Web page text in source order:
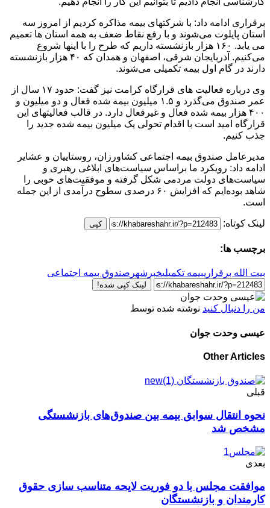
برقراری ادامه داد: با شرکتهای بیمه مذاکره کردیم از امروز سه
استان پایلوت می‌شوند و با رفع نقاط ضعف به همه استان ها تعمیم
می یابد. ۱۶۰ هزار بازنشسته داریم که طرح را با اینها شروع
می‌کنیم. آذربایجان شرقی، اصفهان و همدان که ۴۰ هزار بازنشسته
دارند در گام اول بیمه تکمیلی می‌شوند.
وی درباره فعالیت های قرارگاه کرامت نیز گفت: حدود ۱۷ سال از
عمر صندوق می‌گذرد و ۱.۵ میلیون بیمه شده فعال و دو میلیون و
۴۰۰ هزار بیمه شده فعال و غیرفعال دارد. در قالب فعالیتهای این
قرارگاه امید است با اقدام تحولی یک میلیون بیمه شده جدید را
جذب کنیم.
مدیرعامل صندوق بیمه اجتماعی کشاورزان، روستاییان و عشایر
ادامه داد: رویکرد ما براساس سیاست‌های ابلاغی رهبری و
سیاست‌های دولت مردمی شکل گرفته و موفقیت‌های خوبی را
شاهد بوده‌ایم که افزایش ۶۰ درصدی سطوح درآمدی از این جمله
است.
لینک کوتاه: کپی
برچسب ها:
بیت الله برقراریبیمه تکمیلیخبرشهر صندوق بیمه اجتماعی
لینک کپی شده!
من را دنبال کنید نوشته شده توسط
عیسی وحدت جوان
Other Articles
قبلی
نحوه انتقال سوابق بیمه بین صندوق‌های بازنشستگی
مشخص شد
بعدی
موافقت مجلس با دو فوریت لایحه متناسب سازی حقوق
کارمندان و بازنشستگان